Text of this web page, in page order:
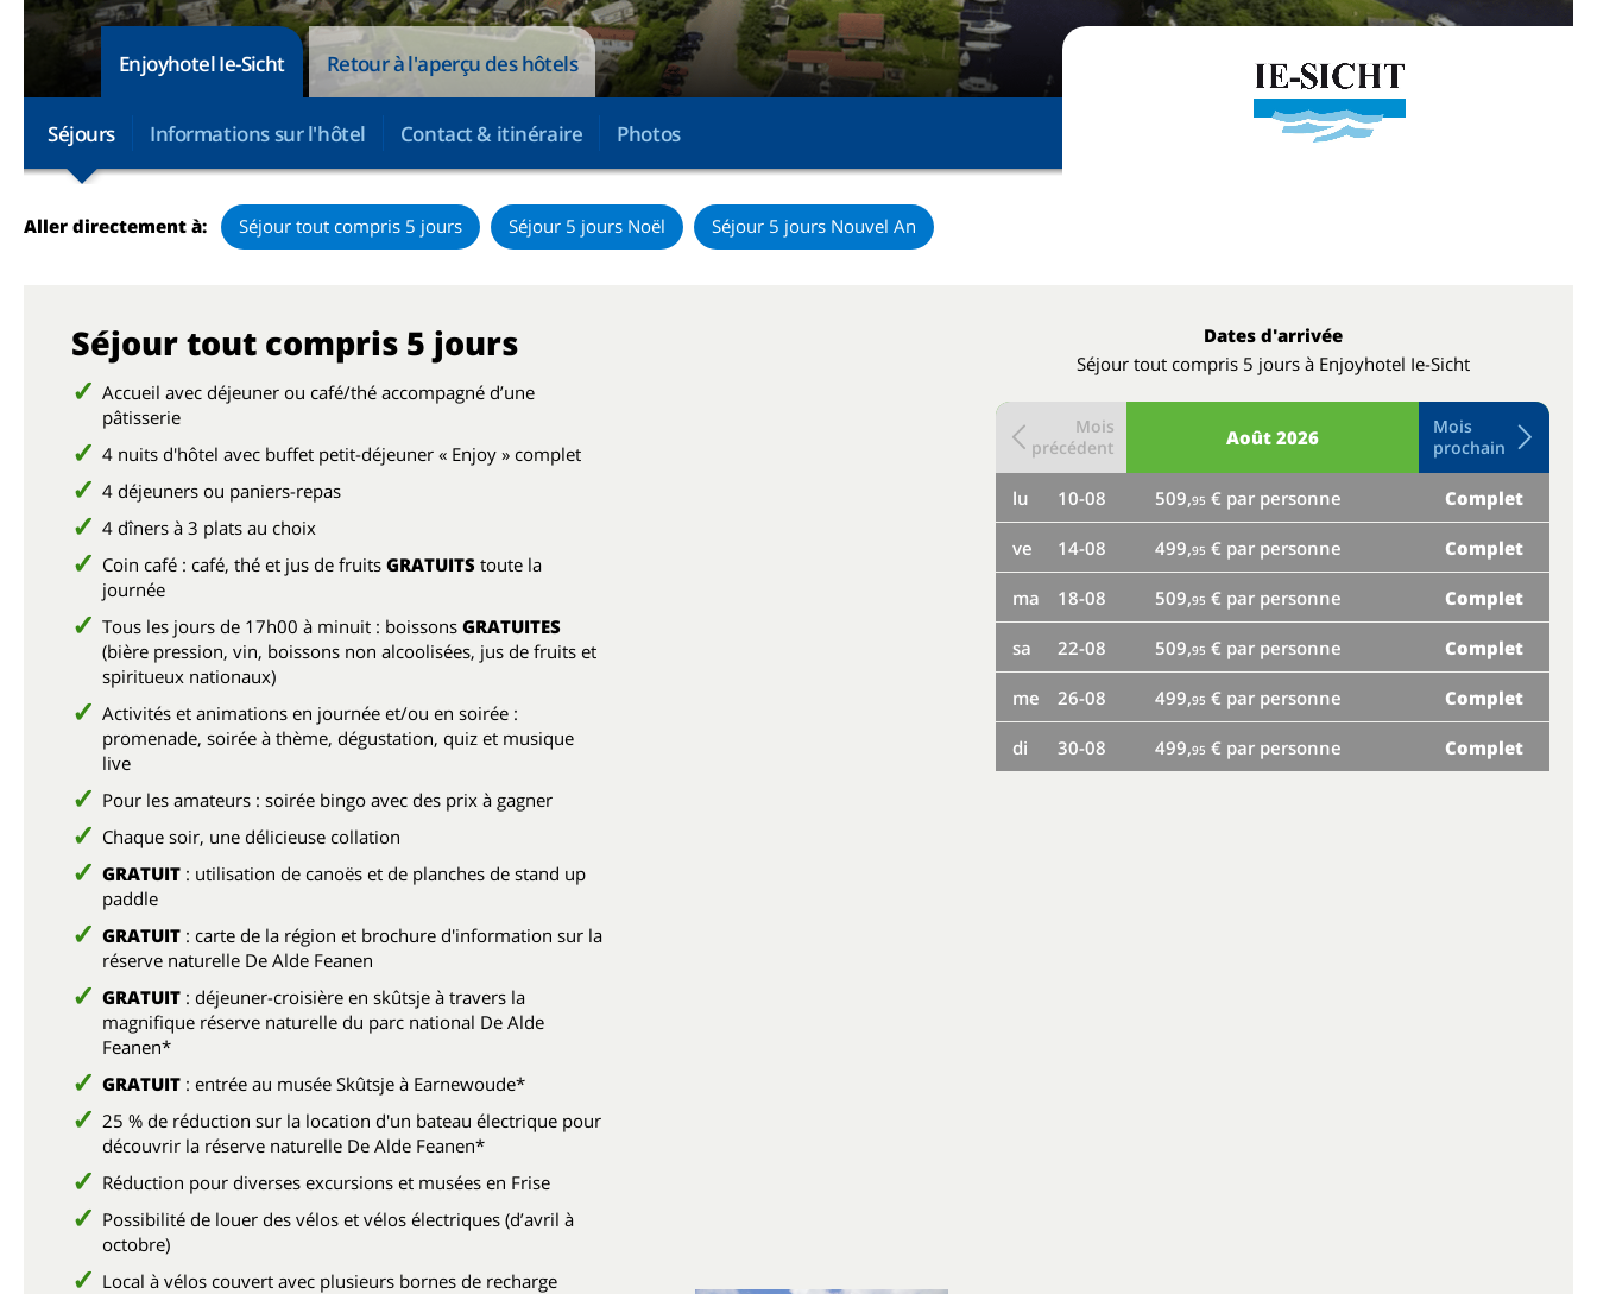
Enjoyhotel Ie-Sicht Retour à l'aperçu des hôtels
Séjours Informations sur l'hôtel Contact & itinéraire Photos
Aller directement à: Séjour tout compris 5 jours Séjour 5 jours Noël Séjour 5 jours Nouvel An
Séjour tout compris 5 jours
Accueil avec déjeuner ou café/thé accompagné d’une
pâtisserie
4 nuits d'hôtel avec buffet petit-déjeuner « Enjoy » complet
4 déjeuners ou paniers-repas
4 dîners à 3 plats au choix
Coin café : café, thé et jus de fruits GRATUITS toute la
journée
Tous les jours de 17h00 à minuit : boissons GRATUITES
(bière pression, vin, boissons non alcoolisées, jus de fruits et
spiritueux nationaux)
Activités et animations en journée et/ou en soirée :
promenade, soirée à thème, dégustation, quiz et musique
live
Pour les amateurs : soirée bingo avec des prix à gagner
Chaque soir, une délicieuse collation
GRATUIT : utilisation de canoës et de planches de stand up
paddle
GRATUIT : carte de la région et brochure d'information sur la
réserve naturelle De Alde Feanen
GRATUIT : déjeuner-croisière en skûtsje à travers la
magnifique réserve naturelle du parc national De Alde
Feanen*
GRATUIT : entrée au musée Skûtsje à Earnewoude*
25 % de réduction sur la location d'un bateau électrique pour
découvrir la réserve naturelle De Alde Feanen*
Réduction pour diverses excursions et musées en Frise
Possibilité de louer des vélos et vélos électriques (d’avril à
octobre)
Local à vélos couvert avec plusieurs bornes de recharge
Dates d'arrivée
Séjour tout compris 5 jours à Enjoyhotel Ie-Sicht
Août 2026
Mois
précédent
Mois
prochain
lu 10-08 509,95 € par personne Complet
ve 14-08 499,95 € par personne Complet
ma 18-08 509,95 € par personne Complet
sa 22-08 509,95 € par personne Complet
me 26-08 499,95 € par personne Complet
di 30-08 499,95 € par personne Complet